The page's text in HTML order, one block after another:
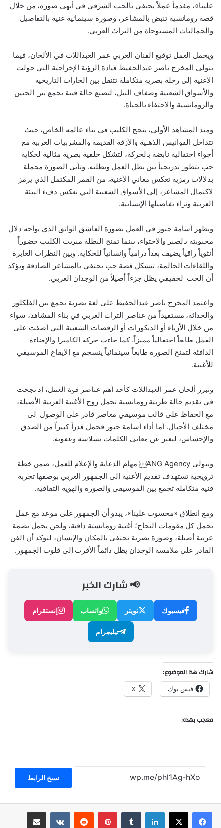
علينا»، مقدماً عملاً يحتفي بالحب الشرقي في أبهى صوره، من خلال
قصة رومانسية تنبض بالمشاعر، وصورة سينمائية غنية بالتفاصيل
والجماليات المستوحاة من التراث العربي.
ويحمل العمل توقيع الفنان العربي عمر العبداللات في الألحان، فيما
يتولى المخرج ناصر عبدالحفيظ قيادة الرؤية الإخراجية التي حولت
الأغنية إلى رحلة بصرية متكاملة تتنقل بين الحارات التاريخية
والأسواق الشعبية وضفاف النيل، لتصنع حالة فنية تجمع بين الحنين
والرومانسية والاحتفاء بالحياة.
ومنذ المشاهد الأولى، ينجح الكليب في بناء عالمه الخاص، حيث
تتداخل الفوانيس الذهبية والأزقة القديمة والمشربيات العربية مع
أجواء احتفالية نابضة بالحركة، لتشكل خلفية بصرية مثالية لحكاية
حب تتطور تدريجياً بين بطل العمل وبطلته. وتأتي الصورة محملة
بدلالات رمزية تعكس معاني الأغنية، من القمر المكتمل الذي يرمز
لاكتمال المشاعر، إلى الأسواق الشعبية التي تعكس دفء البيئة
العربية وثراء تفاصيلها الإنسانية.
ويظهر أسامة جبور في العمل بصورة العاشق الواثق الذي يواجه دلال
محبوبته بالصبر والاحتواء، بينما تمنح البطلة ميريت الكليب حضوراً
أنثوياً راقياً يضيف بعداً درامياً وإنسانياً للحكاية. وبين النظرات العابرة
واللقاءات الحالمة، تتشكل قصة حب تحتفي بالمشاعر الصادقة وتؤكد
أن الحب الحقيقي يظل جزءاً أصيلاً من الوجدان العربي.
واعتمد المخرج ناصر عبدالحفيظ على لغة بصرية تجمع بين الفلكلور
والحداثة، مستفيداً من عناصر التراث العربي في بناء المشاهد، سواء
من خلال الأزياء أو الديكورات أو الرقصات الشعبية التي أضفت على
العمل طابعاً احتفالياً مميزاً. كما جاءت حركة الكاميرا والإضاءة
الدافئة لتمنح الصورة طابعاً سينمائياً ينسجم مع الإيقاع الموسيقي
للأغنية.
وتبرز ألحان عمر العبداللات كأحد أهم عناصر قوة العمل، إذ نجحت
في تقديم حالة طربية رومانسية تحمل روح الأغنية العربية الأصيلة،
مع الحفاظ على قالب موسيقي معاصر قادر على الوصول إلى
مختلف الأجيال. أما أداء أسامة جبور فحمل قدراً كبيراً من الصدق
والإحساس، ليعبر عن معاني الكلمات بسلاسة وعفوية.
وتتولى ANG Agency⁠￼ مهام الدعاية والإعلام للعمل، ضمن خطة
ترويجية تستهدف تقديم الأغنية إلى الجمهور العربي بوصفها تجربة
فنية متكاملة تجمع بين الموسيقى والصورة والهوية الثقافية.
ومع انطلاق «محسوب علينا»، يبدو أن الجمهور على موعد مع عمل
يحمل كل مقومات النجاح؛ أغنية رومانسية دافئة، ولحن يحمل بصمة
عربية أصيلة، وصورة بصرية تحتفي بالمكان والإنسان، لتؤكد أن الفن
القادر على ملامسة الوجدان يظل دائماً الأقرب إلى قلوب الجمهور.
📢 شارك الخبر
فيسبوك تويتر واتساب إنستقرام
تيليجرام
شارك هذا الموضوع:
فيس بوك X
معجب بهذه:
نسخ الرابط
لينكدإن بينتيريست مشاركة عبر البريد